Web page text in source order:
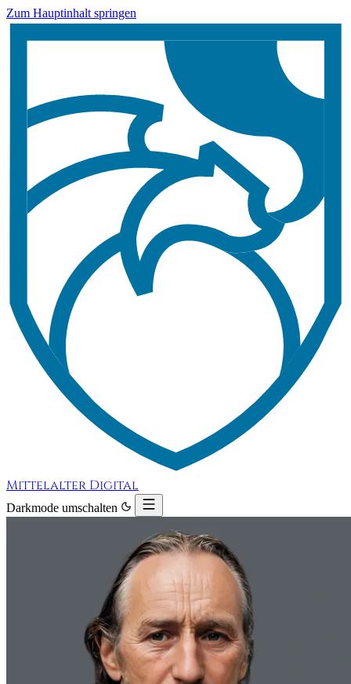
Zum Hauptinhalt springen
Mittelalter Digital
Darkmode umschalten